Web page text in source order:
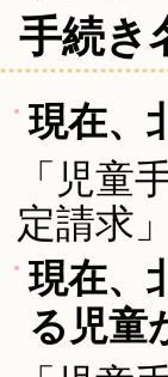
手続き
現在、
「児童
定請求」
現在、
る児童